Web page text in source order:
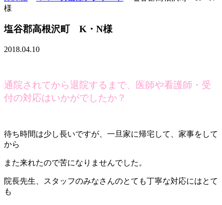
様
塩谷郡高根沢町 K・N様
2018.04.10
通院されてから退院するまで、医師や看護師・受
付の対応はいかがでしたか？
待ち時間は少し長いですが、一旦家に帰宅して、家事をして
から
また来れたので苦になりませんでした。
院長先生、スタッフのみなさんのとても丁寧な対応にはとて
も